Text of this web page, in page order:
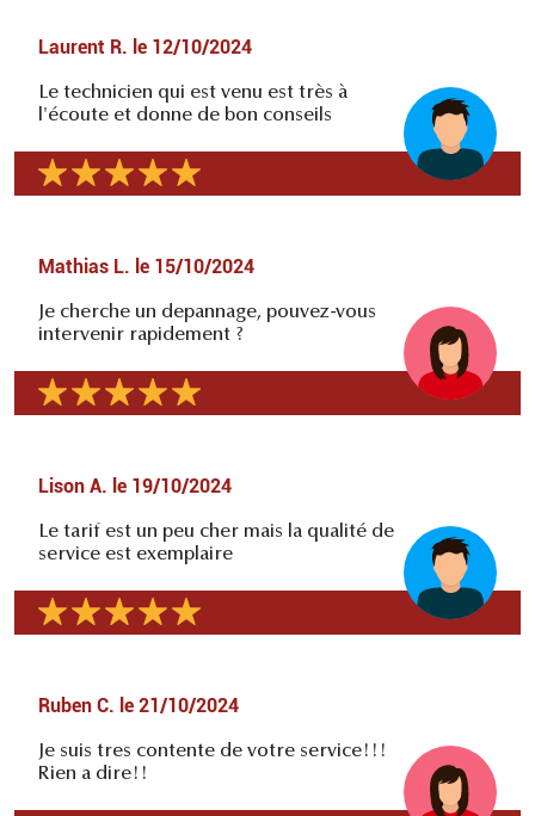
Laurent R. le 12/10/2024
Le technicien qui est venu est très à
l'écoute et donne de bon conseils
Mathias L. le 15/10/2024
Je cherche un depannage, pouvez-vous
intervenir rapidement ?
Lison A. le 19/10/2024
Le tarif est un peu cher mais la qualité de
service est exemplaire
Ruben C. le 21/10/2024
Je suis tres contente de votre service!!!
Rien a dire!!